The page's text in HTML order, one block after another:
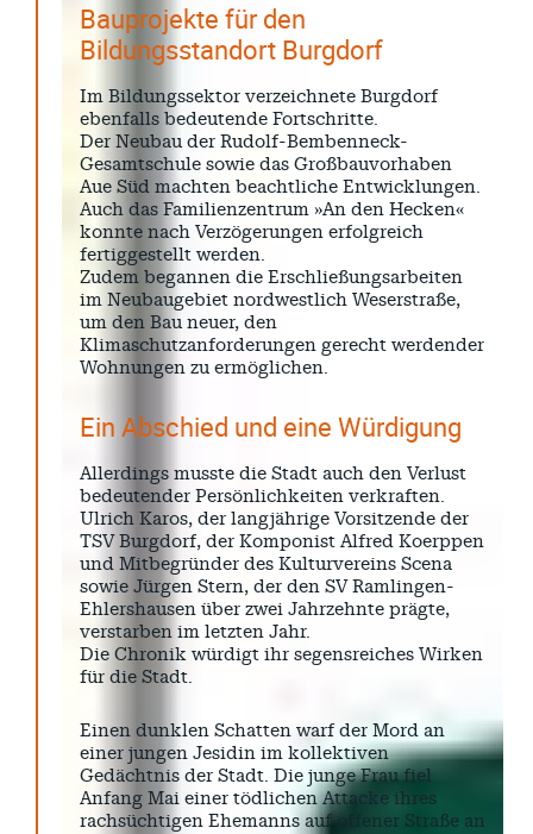
Bauprojekte für den
Bildungsstandort Burgdorf
Im Bildungssektor verzeichnete Burgdorf
ebenfalls bedeutende Fortschritte.
Der Neubau der Rudolf-Bembenneck-
Gesamtschule sowie das Großbauvorhaben
Aue Süd machten beachtliche Entwicklungen.
Auch das Familienzentrum »An den Hecken«
konnte nach Verzögerungen erfolgreich
fertiggestellt werden.
Zudem begannen die Erschließungsarbeiten
im Neubaugebiet nordwestlich Weserstraße,
um den Bau neuer, den
Klimaschutzanforderungen gerecht werdender
Wohnungen zu ermöglichen.
Ein Abschied und eine Würdigung
Allerdings musste die Stadt auch den Verlust
bedeutender Persönlichkeiten verkraften.
Ulrich Karos, der langjährige Vorsitzende der
TSV Burgdorf, der Komponist Alfred Koerppen
und Mitbegründer des Kulturvereins Scena
sowie Jürgen Stern, der den SV Ramlingen-
Ehlershausen über zwei Jahrzehnte prägte,
verstarben im letzten Jahr.
Die Chronik würdigt ihr segensreiches Wirken
für die Stadt.
Einen dunklen Schatten warf der Mord an
einer jungen Jesidin im kollektiven
Gedächtnis der Stadt. Die junge Frau fiel
Anfang Mai einer tödlichen Attacke ihres
rachsüchtigen Ehemanns auf offener Straße an